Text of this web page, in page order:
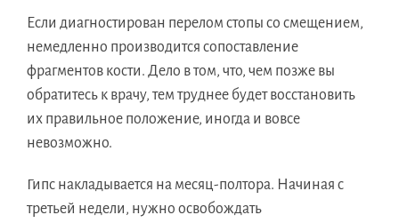
Если диагностирован перелом стопы со смещением,
немедленно производится сопоставление
фрагментов кости. Дело в том, что, чем позже вы
обратитесь к врачу, тем труднее будет восстановить
их правильное положение, иногда и вовсе
невозможно.
Гипс накладывается на месяц-полтора. Начиная с
третьей недели, нужно освобождать